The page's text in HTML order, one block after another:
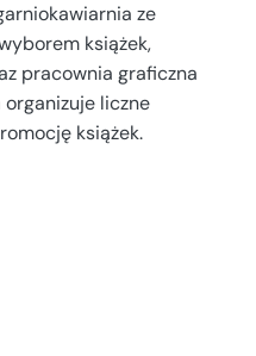
ze
książek,
pracownia graficzna
organizuje liczne
książek.